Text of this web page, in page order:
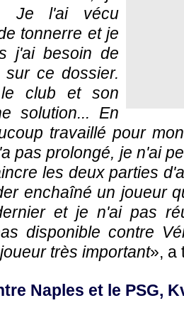
Je l'ai vécu
tonnerre et je
j'ai besoin de
ce dossier.
club et son
solution... En
travaillé pour
pas prolongé, je n'ai
les deux parties
enchaîné un joueur
et je n'ai pas
disponible contre
très important», a
Naples et le PSG,